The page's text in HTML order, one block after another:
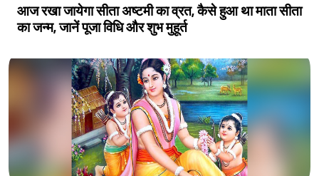
आज रखा जायेगा सीता अष्टमी का व्रत, कैसे हुआ था माता सीता
का जन्म, जानें पूजा विधि और शुभ मुहूर्त